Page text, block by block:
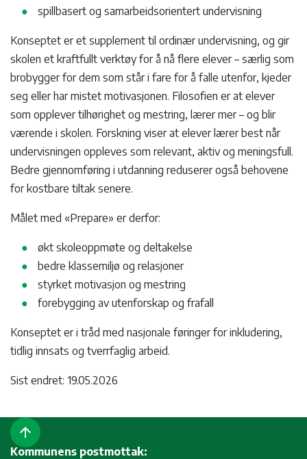
spillbasert og samarbeidsorientert undervisning
Konseptet er et supplement til ordinær undervisning, og gir
skolen et kraftfullt verktøy for å nå flere elever – særlig som
brobygger for dem som står i fare for å falle utenfor, kjeder
seg eller har mistet motivasjonen. Filosofien er at elever
som opplever tilhørighet og mestring, lærer mer – og blir
værende i skolen. Forskning viser at elever lærer best når
undervisningen oppleves som relevant, aktiv og meningsfull.
Bedre gjennomføring i utdanning reduserer også behovene
for kostbare tiltak senere.
Målet med «Prepare» er derfor:
økt skoleoppmøte og deltakelse
bedre klassemiljø og relasjoner
styrket motivasjon og mestring
forebygging av utenforskap og frafall
Konseptet er i tråd med nasjonale føringer for inkludering,
tidlig innsats og tverrfaglig arbeid.
Sist endret: 19.05.2026
arrow_upward
Kommunens postmottak: